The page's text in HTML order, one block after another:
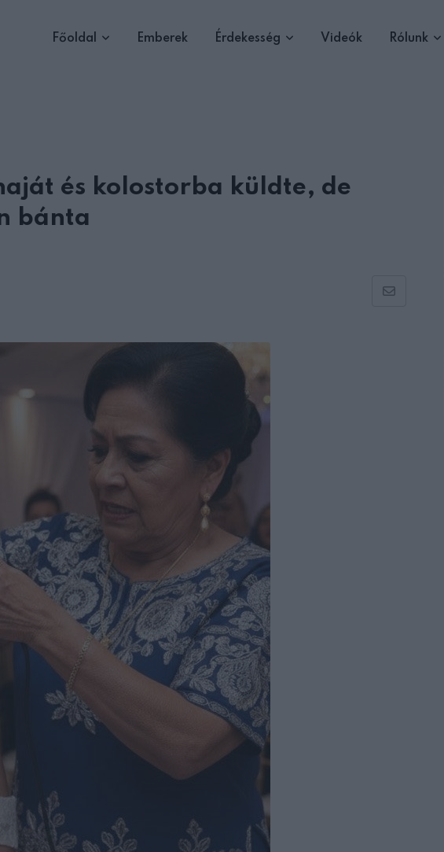
Főoldal Emberek Érdekesség Videók Rólunk
és kolostorba küldte, de
bánta
Share